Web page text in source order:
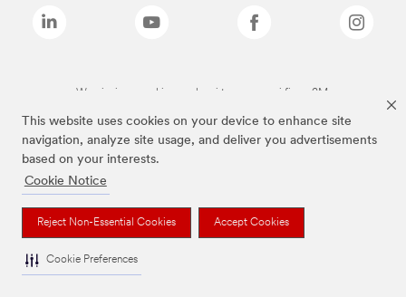
This website uses cookies on your device to enhance site
navigation, analyze site usage, and deliver you advertisements
based on your interests.
Cookie Notice
Reject Non-Essential Cookies Accept Cookies
Cookie Preferences
Wymienione marki są znakami towarowymi firmy 3M.